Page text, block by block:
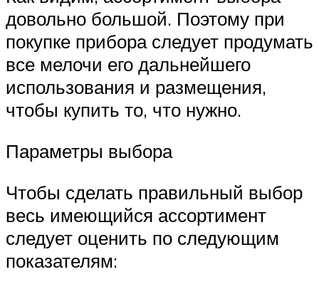
довольно большой. Поэтому при
покупке прибора следует продумать
все мелочи его дальнейшего
использования и размещения,
чтобы купить то, что нужно.
Параметры выбора
Чтобы сделать правильный выбор
весь имеющийся ассортимент
следует оценить по следующим
показателям: